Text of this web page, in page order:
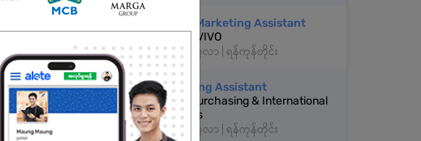
Digital Marketing Assistant
Beauty VIVO
တောင်ဥက္ကလာ | ရန်ကုန်တိုင်း
Marketing Assistant
AY Go Purchasing & International
Logistics
တောင်ဥက္ကလာ | ရန်ကုန်တိုင်း